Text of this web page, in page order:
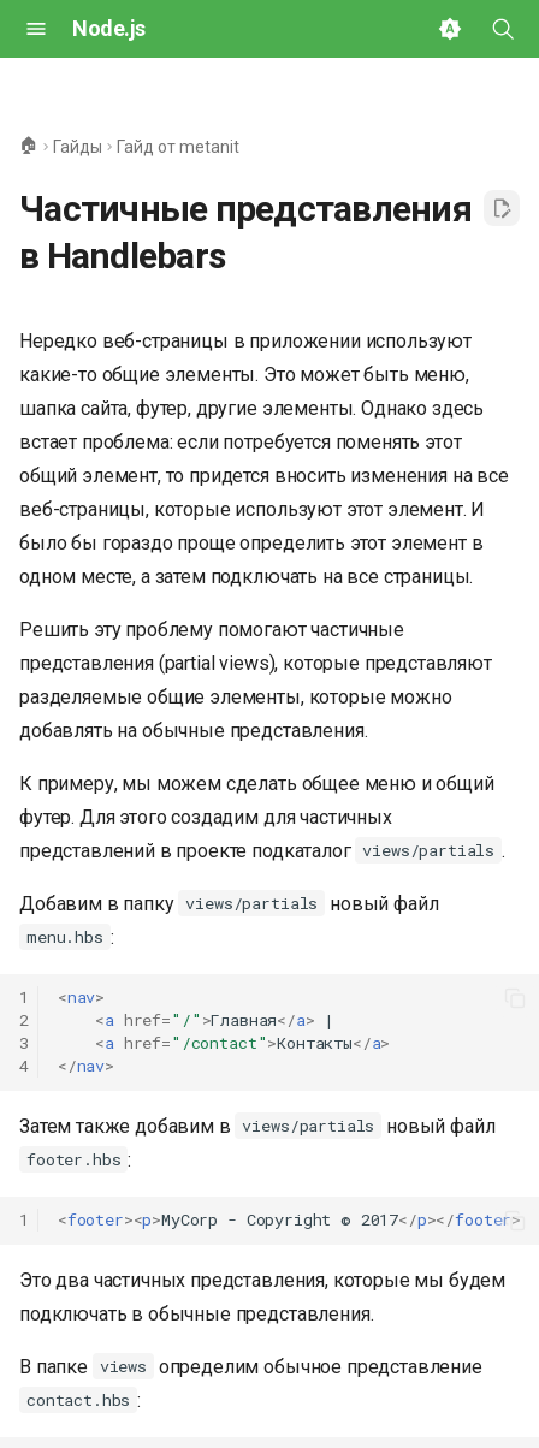
Node.js
ц
и
л
и
а
ц
и
п
и
с
к
а
🏠 Гайды Гайд от metanit
Частичные представления
в Handlebars
Нередко вeб-страницы в приложении используют
какие-то общие элементы. Это может быть меню,
шапка сайта, футер, другие элементы. Однако здесь
встает проблема: если потребуется поменять этот
общий элемент, то придется вносить изменения на все
веб-страницы, которые используют этот элемент. И
было бы гораздо проще определить этот элемент в
одном месте, а затем подключать на все страницы.
Решить эту проблему помогают частичные
представления (partial views), которые представляют
разделяемые общие элементы, которые можно
добавлять на обычные представления.
К примеру, мы можем сделать общее меню и общий
футер. Для этого создадим для частичных
представлений в проекте подкаталог views/partials .
Добавим в папку views/partials новый файл
menu.hbs :
1
2
3
4
<nav>
<a href="/" >Главная</a> |
<a href="/contact">Контакты</a>
</nav>
Затем также добавим в views/partials новый файл
footer.hbs :
1 <footer><p>MyCorp - Copyright © 2017</p></footer>
Это два частичных представления, которые мы будем
подключать в обычные представления.
В папке views определим обычное представление
contact.hbs :